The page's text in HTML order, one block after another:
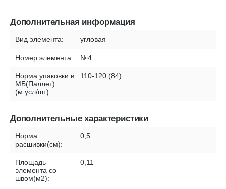
Дополнительная информация
Вид элемента: угловая
Номер элемента: №4
Норма упаковки в
МБ(Паллет)
(м.усл/шт):
110-120 (84)
Дополнительные характеристики
Норма
расшивки(см):
0,5
Площадь
элемента со
швом(м2):
0,11